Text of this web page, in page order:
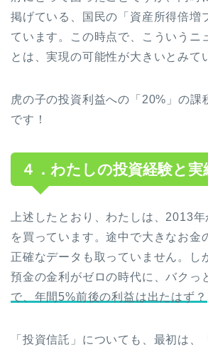
掲げている、国民の「資産所得倍増
ています。この時点で、こういうニ
とは、実現の可能性が大きいとみて
虎の子の投資利益への「20%」の課
です！
４．わたしの投資経験と実
上述したとおり、わたしは、2013年
を買っています。途中で大きなお金
正確なデータも取っていません。し
預金の金利がゼロの時代に、バクっ
で、年間5%前後の利益は出たはず？
「投資信託」についても、最初は、